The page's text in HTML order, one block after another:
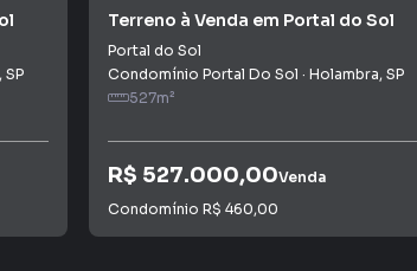
, SP
Terreno à Venda em Portal do Sol
Portal do Sol
Condomínio Portal Do Sol · Holambra, SP
527m²
R$ 527.000,00Venda
Condomínio R$ 460,00